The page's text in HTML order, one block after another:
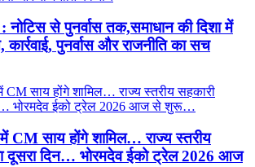
से पुनर्वास तक,समाधान की दिशा में
पुनर्वास और राजनीति का सच
में CM साय होंगे शामिल… राज्य स्तरीय
दूसरा दिन… भोरमदेव ईको ट्रेल 2026 आज